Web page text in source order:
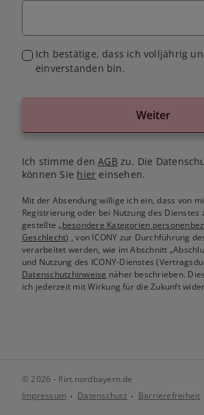
Ich bestätige, dass ich volljährig
einverstanden bin.
Weiter
Ich stimme denAGB zu. Die
können Sie hier einsehen.
Mit der Absendung willige ich ein, dass von
Registrierung oder bei Nutzung des Dienstes
gestellte„besondere Kategorien
Geschlecht) , von ICONY zur Durchführung
verarbeitet werden, wie im Abschnitt
und Nutzung des ICONY-Dienstes
Datenschutzhinweise näher beschrieben.
ich jederzeit mit Wirkung für die Zukunft
© 2026 - flirt.nordbayern.de
Impressum
Datenschutz Barrierefreiheit